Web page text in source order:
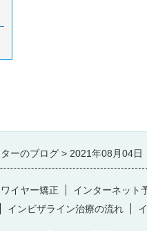
ーのブログ 2021年08月04日
イヤー矯正
インターネット
インビザライン治療の流れ